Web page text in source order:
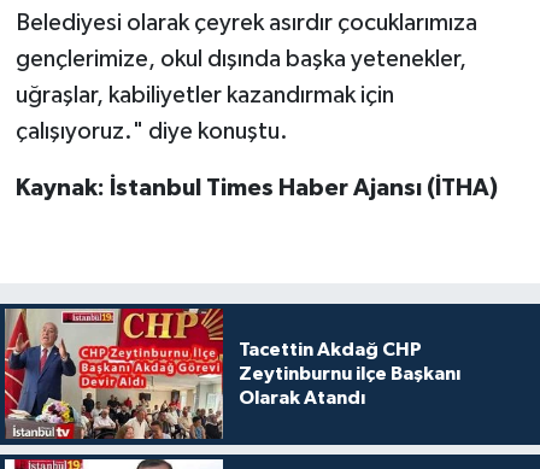
Belediyesi olarak çeyrek asırdır çocuklarımıza
gençlerimize, okul dışında başka yetenekler,
uğraşlar, kabiliyetler kazandırmak için
çalışıyoruz." diye konuştu.
Kaynak: İstanbul Times Haber Ajansı (İTHA)
Tacettin Akdağ CHP
Zeytinburnu ilçe Başkanı
Olarak Atandı